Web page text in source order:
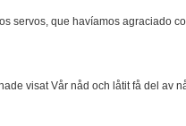
servos, que havíamos agraciado
visat Vår nåd och låtit få del av